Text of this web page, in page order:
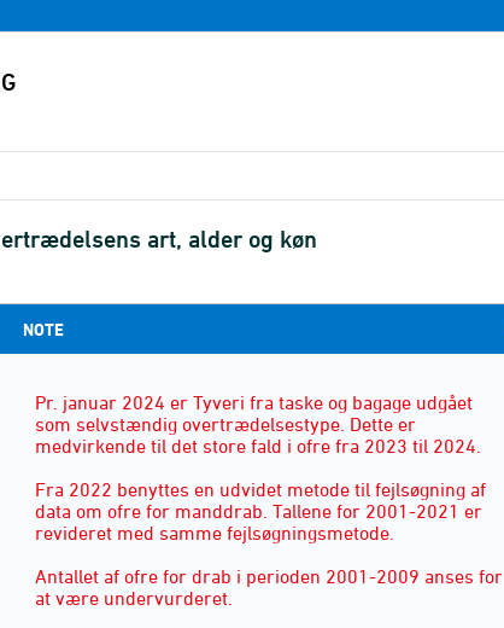
art, alder og køn
NOTE
Pr. januar 2024 er Tyveri fra taske og bagage udgået
som selvstændig overtrædelsestype. Dette er
medvirkende til det store fald i ofre fra 2023 til 2024.
Fra 2022 benyttes en udvidet metode til fejlsøgning af
data om ofre for manddrab. Tallene for 2001-2021 er
revideret med samme fejlsøgningsmetode.
Antallet af ofre for drab i perioden 2001-2009 anses for
at være undervurderet.